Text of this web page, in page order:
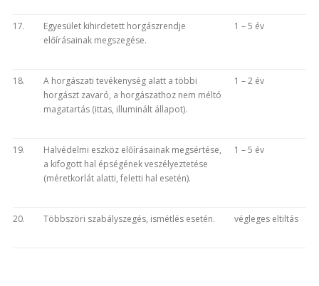
17.
Egyesület kihirdetett horgászrendje
előírásainak megszegése.
1 – 5 év
18.
A horgászati tevékenység alatt a többi
horgászt zavaró, a horgászathoz nem méltó
magatartás (ittas, illuminált állapot).
1 – 2 év
19.
Halvédelmi eszköz előírásainak megsértése,
a kifogott hal épségének veszélyeztetése
(méretkorlát alatti, feletti hal esetén).
1 – 5 év
20. Többszöri szabályszegés, ismétlés esetén. végleges eltiltás